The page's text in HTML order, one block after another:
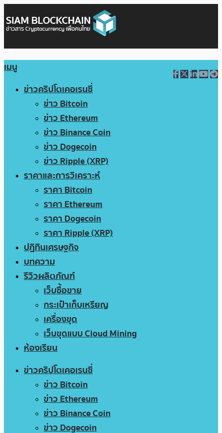
เมนู
ข่าวคริปโตเคอเรนซี่
ข่าว Bitcoin
ข่าว Ethereum
ข่าว Binance Coin
ข่าว Dogecoin
ข่าว Ripple (XRP)
ราคาและการวิเคราะห์
ราคา Bitcoin
ราคา Ethereum
ราคา Dogecoin
ราคา Ripple (XRP)
ปฏิทินเศรษฐกิจ
บทความ
รีวิวผลิตภัณฑ์
เว็บซื้อขาย
กระเป๋าเก็บเหรียญ
เครื่องขุด
เว็บขุดแบบ Cloud Mining
ห้องเรียน
ข่าวคริปโตเคอเรนซี่
ข่าว Bitcoin
ข่าว Ethereum
ข่าว Binance Coin
ข่าว Dogecoin